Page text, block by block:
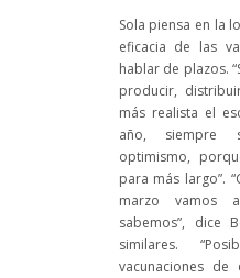
Sola piensa en la
eficacia de las
hablar de plazos.
producir,
más realista el
año, siempre
optimismo,
para más largo”.
marzo vamos
sabemos”, dice
similares.
vacunaciones